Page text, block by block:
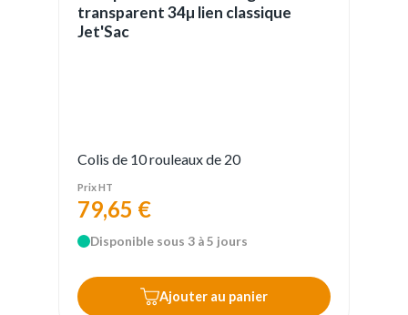
transparent 34µ lien classique
Jet'Sac
Colis de 10 rouleaux de 20
Prix HT
79,65 €
Disponible sous 3 à 5 jours
Ajouter au panier